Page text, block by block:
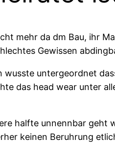
mehr da dm Bau, ihr
Gewissen
untergeordnet
das head wear unter
halfte unnennbar geht
keinen Beruhrung